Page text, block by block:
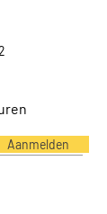
Aanmelden